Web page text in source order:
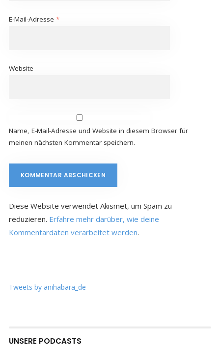
E-Mail-Adresse *
Website
Name, E-Mail-Adresse und Website in diesem Browser für
meinen nächsten Kommentar speichern.
Diese Website verwendet Akismet, um Spam zu
reduzieren. Erfahre mehr darüber, wie deine
Kommentardaten verarbeitet werden.
Tweets by anihabara_de
UNSERE PODCASTS